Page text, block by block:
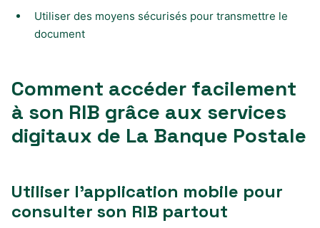
Utiliser des moyens sécurisés pour transmettre le
document
Comment accéder facilement
à son RIB grâce aux services
digitaux de La Banque Postale
Utiliser l’application mobile pour
consulter son RIB partout